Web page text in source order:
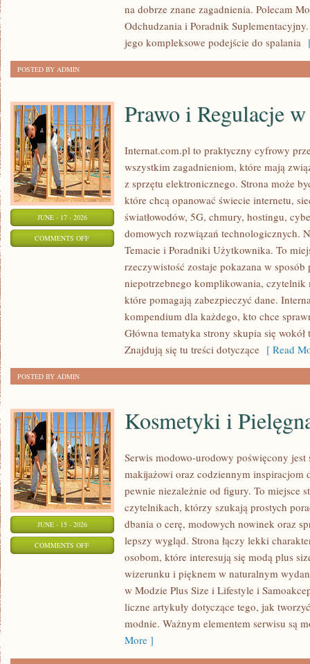
na dobrze znane zagadnienia. Polecam
Odchudzania i Poradnik
jego kompleksowe podejście do spalania
POSTED BY ADMIN
JUNE - 17 - 2026
COMMENTS OFFON
REGULACJE
Prawo i Regulacje
Internat.com.pl to praktyczny cyfrowy
wszystkim zagadnieniom, które mają
z sprzętu elektronicznego. Strona może
które chcą opanować świecie internetu,
światłowodów, 5G, chmury, hostingu,
domowych rozwiązań technologicznych.
Temacie i Poradniki Użytkownika. To
rzeczywistość zostaje pokazana w sposób
niepotrzebnego komplikowania,
które pomagają zabezpieczyć dane.
kompendium dla każdego, kto chce
Główna tematyka strony skupia się
Znajdują się tu treści dotyczące [ Read
POSTED BY ADMIN
JUNE - 15 - 2026
COMMENTS OFFON
KOSMETYKI
PIELĘGNACJA
Kosmetyki i
Serwis modowo-urodowy poświęcony
makijażowi oraz codziennym inspiracjom
pewnie niezależnie od figury. To miejsce
czytelnikach, którzy szukają prostych
dbania o cerę, modowych nowinek oraz
lepszy wygląd. Strona łączy lekki
osobom, które interesują się modą plus
wizerunku i pięknem w naturalnym
w Modzie Plus Size i Lifestyle i
liczne artykuły dotyczące tego, jak
modnie. Ważnym elementem serwisu są
More ]